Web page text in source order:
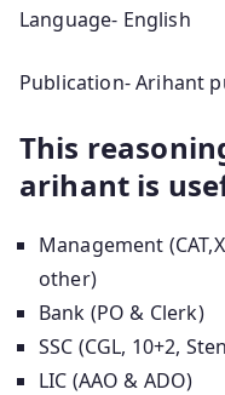
Language- English
Publication- Arihant
This
arihant is
Management
other)
Bank (PO & Clerk)
SSC (CGL, 10+2,
LIC (AAO & ADO)